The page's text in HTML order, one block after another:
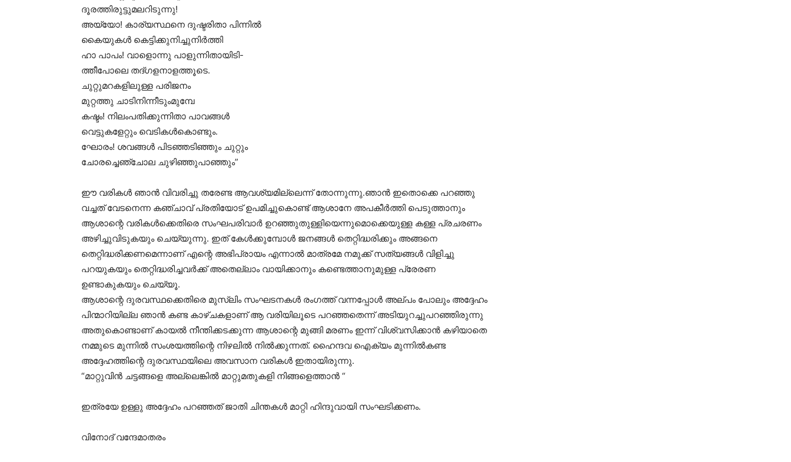
ദൂരത്തിരുട്ടുമലറിടുന്നു!
അയ്യോ! കാര്യസ്ഥനെ ദുഷ്ടരിതാ പിന്നിൽ
കൈയുകൾ കെട്ടിക്കുനിച്ചുനിർത്തി
ഹാ പാപം! വാളൊന്നു പാളുന്നിതായിടി-
ത്തീപോലെ തദ്ഗളനാളത്തൂടെ.
ചുറ്റുമറകളിലുള്ള പരിജനം
മുറ്റത്തു ചാടിനിന്നീടും‌മുമ്പേ
കഷ്ടം! നിലം‌പതിക്കുന്നിതാ പാവങ്ങൾ
വെട്ടുകളേറ്റും വെടികൾകൊണ്ടും.
ഘോരം! ശവങ്ങൾ പിടഞ്ഞടിഞ്ഞും ചുറ്റും
ചോരച്ചെഞ്ചോല ചുഴിഞ്ഞുപാഞ്ഞും”
ഈ വരികൾ ഞാൻ വിവരിച്ചു തരേണ്ട ആവശ്യമില്ലെന്ന് തോന്നുന്നു.ഞാൻ ഇതൊക്കെ പറഞ്ഞു
വച്ചത് വേടനെന്ന കഞ്ചാവ് പ്രതിയോട് ഉപമിച്ചുകൊണ്ട് ആശാനേ അപകീർത്തി പെടുത്താനും
ആശാന്റെ വരികൾക്കെതിരെ സംഘപരിവാർ ഉറഞ്ഞുതുള്ളിയെന്നുമൊക്കെയുള്ള കള്ള പ്രചരണം
അഴിച്ചുവിടുകയും ചെയ്യുന്നു. ഇത് കേൾക്കുമ്പോൾ ജനങ്ങൾ തെറ്റിദ്ധരിക്കും അങ്ങനെ
തെറ്റിദ്ധരിക്കണമെന്നാണ് എന്റെ അഭിപ്രായം എന്നാൽ മാത്രമേ നമുക്ക് സത്യങ്ങൾ വിളിച്ചു
പറയുകയും തെറ്റിദ്ധരിച്ചവർക്ക് അതെല്ലാം വായിക്കാനും കണ്ടെത്താനുമുള്ള പ്രേരണ
ഉണ്ടാകുകയും ചെയ്യൂ.
ആശാന്റെ ദുരവസ്ഥക്കെതിരെ മുസ്ലിം സംഘടനകൾ രംഗത്ത് വന്നപ്പോൾ അല്പം പോലും അദ്ദേഹം
പിന്മാറിയില്ല ഞാൻ കണ്ട കാഴ്ചകളാണ് ആ വരിയിലൂടെ പറഞ്ഞതെന്ന് അടിയുറച്ചുപറഞ്ഞിരുന്നു
അതുകൊണ്ടാണ് കായൽ നീന്തിക്കടക്കുന്ന ആശാന്റെ മുങ്ങി മരണം ഇന്ന് വിശ്വസിക്കാൻ കഴിയാതെ
നമ്മുടെ മുന്നിൽ സംശയത്തിന്റെ നിഴലിൽ നിൽക്കുന്നത്. ഹൈന്ദവ ഐക്യം മുന്നിൽകണ്ട
അദ്ദേഹത്തിന്റെ ദുരവസ്ഥയിലെ അവസാന വരികൾ ഇതായിരുന്നു.
“മാറ്റുവിൻ ചട്ടങ്ങളെ അല്ലെങ്കിൽ മാറ്റുമതുകളി നിങ്ങളെത്താൻ “
ഇത്രയേ ഉള്ളു അദ്ദേഹം പറഞ്ഞത് ജാതി ചിന്തകൾ മാറ്റി ഹിന്ദുവായി സംഘടിക്കണം.
വിനോദ് വന്ദേമാതരം